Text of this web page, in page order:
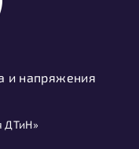
и напряжения
ДТиН»